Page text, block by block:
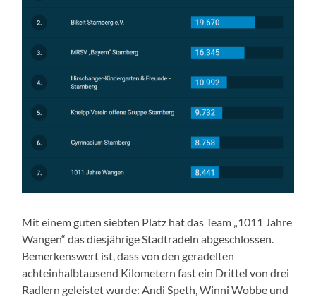
Mit einem guten siebten Platz hat das Team „1011 Jahre
Wangen“ das diesjährige Stadtradeln abgeschlossen.
Bemerkenswert ist, dass von den geradelten
achteinhalbtausend Kilometern fast ein Drittel von drei
Radlern geleistet wurde: Andi Speth, Winni Wobbe und